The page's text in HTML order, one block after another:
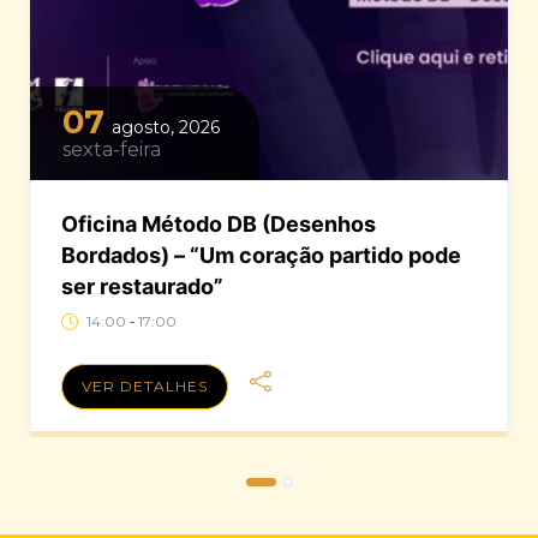
07 agosto, 2026
sexta-feira
Oficina Método DB (Desenhos
Bordados) – “Um coração partido pode
ser restaurado”
14:00 - 17:00
VER DETALHES